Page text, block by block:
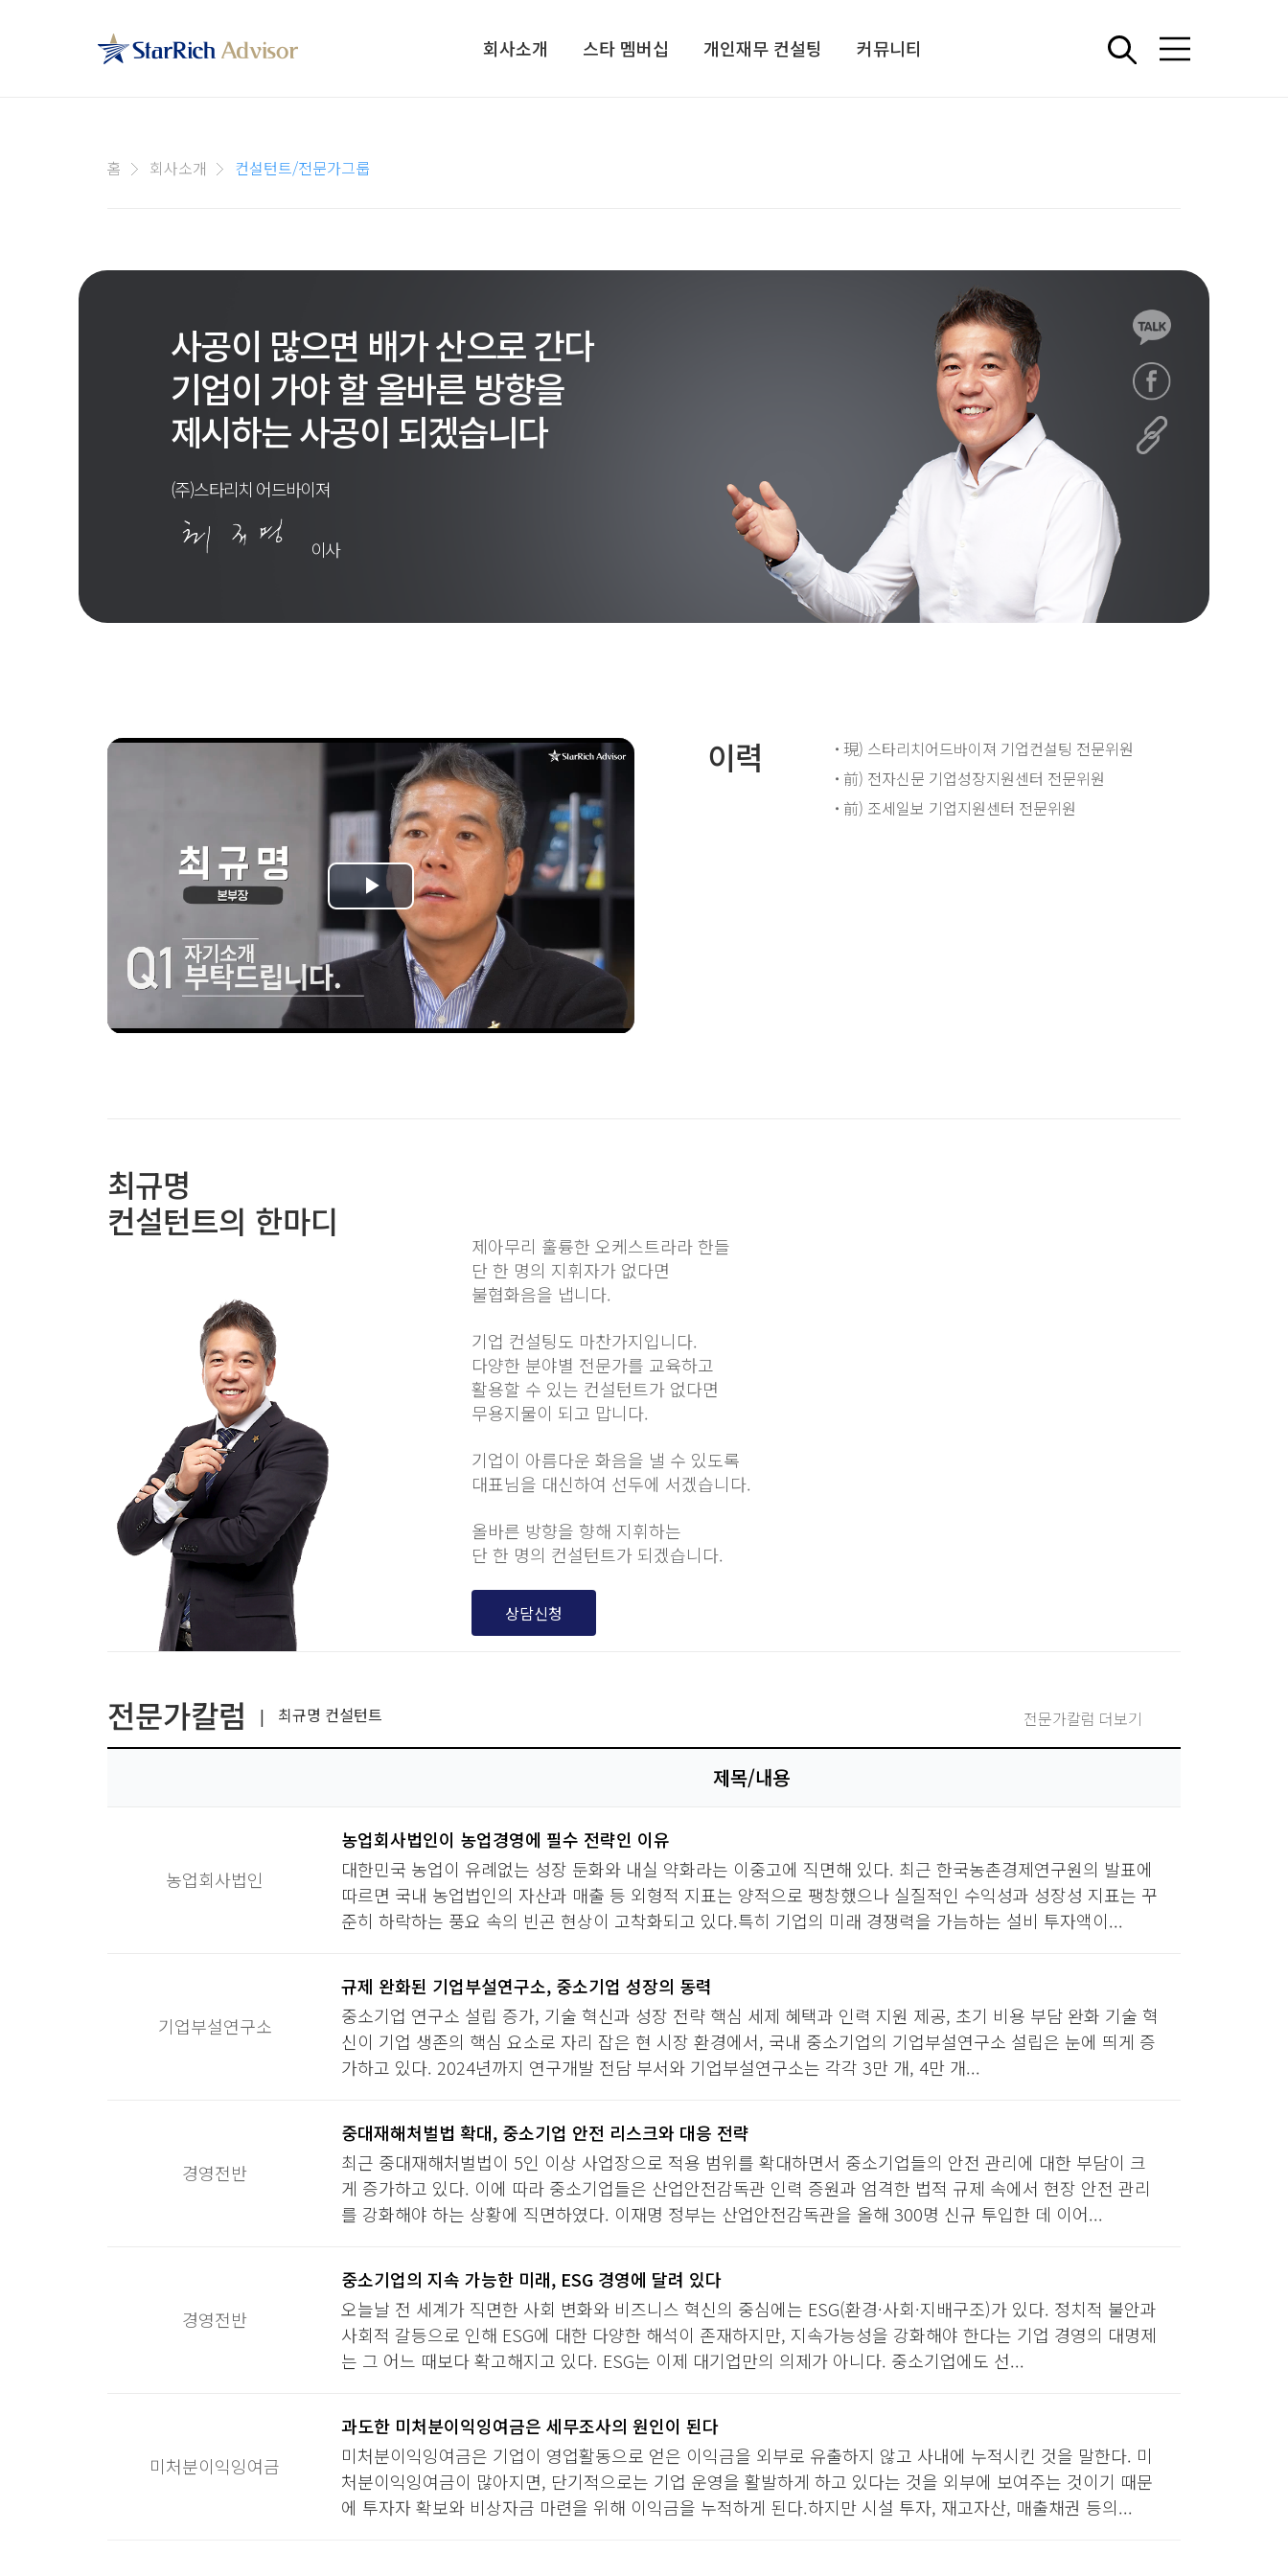
회사소개 스타 멤버십
스타리치 기업연구원
개인재무 컨설팅 커뮤니티
홈 회사소개 컨설턴트/전문가그룹
사공이 많으면 배가 산으로 간다
기업이 가야 할 올바른 방향을
제시하는 사공이 되겠습니다
(주)스타리치 어드바이져
이사
이력
現) 스타리치어드바이져 기업컨설팅 전문위원
前) 전자신문 기업성장지원센터 전문위원
前) 조세일보 기업지원센터 전문위원
최규명
컨설턴트의 한마디
제아무리 훌륭한 오케스트라라 한들
단 한 명의 지휘자가 없다면
불협화음을 냅니다.
기업 컨설팅도 마찬가지입니다.
다양한 분야별 전문가를 교육하고
활용할 수 있는 컨설턴트가 없다면
무용지물이 되고 맙니다.
기업이 아름다운 화음을 낼 수 있도록
대표님을 대신하여 선두에 서겠습니다.
올바른 방향을 향해 지휘하는
단 한 명의 컨설턴트가 되겠습니다.
상담신청
전문가칼럼 | 최규명 컨설턴트 전문가칼럼 더보기
제목/내용
농업회사법인
농업회사법인이 농업경영에 필수 전략인 이유
대한민국 농업이 유례없는 성장 둔화와 내실 약화라는 이중고에 직면해 있다. 최근 한국농촌경제연구원의 발표에
따르면 국내 농업법인의 자산과 매출 등 외형적 지표는 양적으로 팽창했으나 실질적인 수익성과 성장성 지표는 꾸
준히 하락하는 풍요 속의 빈곤 현상이 고착화되고 있다.특히 기업의 미래 경쟁력을 가늠하는 설비 투자액이...
기업부설연구소
규제 완화된 기업부설연구소, 중소기업 성장의 동력
중소기업 연구소 설립 증가, 기술 혁신과 성장 전략 핵심 세제 혜택과 인력 지원 제공, 초기 비용 부담 완화 기술 혁
신이 기업 생존의 핵심 요소로 자리 잡은 현 시장 환경에서, 국내 중소기업의 기업부설연구소 설립은 눈에 띄게 증
가하고 있다. 2024년까지 연구개발 전담 부서와 기업부설연구소는 각각 3만 개, 4만 개...
경영전반
중대재해처벌법 확대, 중소기업 안전 리스크와 대응 전략
최근 중대재해처벌법이 5인 이상 사업장으로 적용 범위를 확대하면서 중소기업들의 안전 관리에 대한 부담이 크
게 증가하고 있다. 이에 따라 중소기업들은 산업안전감독관 인력 증원과 엄격한 법적 규제 속에서 현장 안전 관리
를 강화해야 하는 상황에 직면하였다. 이재명 정부는 산업안전감독관을 올해 300명 신규 투입한 데 이어...
경영전반
중소기업의 지속 가능한 미래, ESG 경영에 달려 있다
오늘날 전 세계가 직면한 사회 변화와 비즈니스 혁신의 중심에는 ESG(환경·사회·지배구조)가 있다. 정치적 불안과
사회적 갈등으로 인해 ESG에 대한 다양한 해석이 존재하지만, 지속가능성을 강화해야 한다는 기업 경영의 대명제
는 그 어느 때보다 확고해지고 있다. ESG는 이제 대기업만의 의제가 아니다. 중소기업에도 선...
미처분이익잉여금
과도한 미처분이익잉여금은 세무조사의 원인이 된다
미처분이익잉여금은 기업이 영업활동으로 얻은 이익금을 외부로 유출하지 않고 사내에 누적시킨 것을 말한다. 미
처분이익잉여금이 많아지면, 단기적으로는 기업 운영을 활발하게 하고 있다는 것을 외부에 보여주는 것이기 때문
에 투자자 확보와 비상자금 마련을 위해 이익금을 누적하게 된다.하지만 시설 투자, 재고자산, 매출채권 등의...